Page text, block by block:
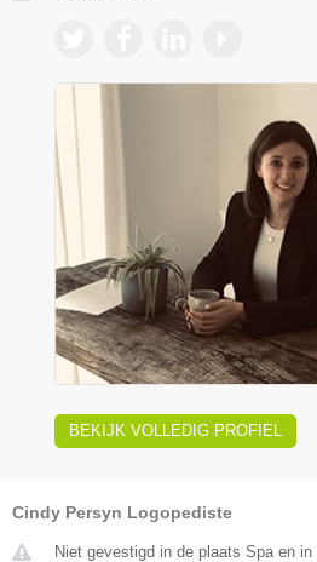
BEKIJK VOLLEDIG PROFIEL
Cindy Persyn Logopediste
Niet gevestigd in de plaats Spa en in